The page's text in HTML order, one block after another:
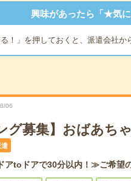
興味があったら「★気に
る！」を押しておくと、派遣会社か
06
グ募集】おばあち
遣
toドアで30分以内！≫ご希望の